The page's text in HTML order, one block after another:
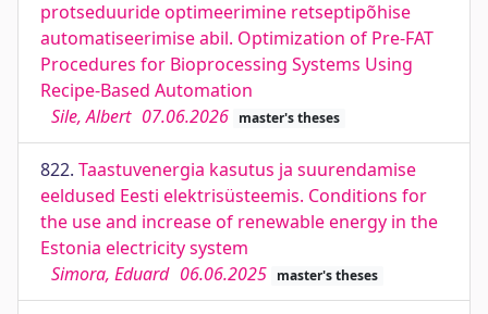
protseduuride optimeerimine retseptipõhise
automatiseerimise abil. Optimization of Pre-FAT
Procedures for Bioprocessing Systems Using
Recipe-Based Automation
Sile, Albert 07.06.2026 master's theses
822. Taastuvenergia kasutus ja suurendamise
eeldused Eesti elektrisüsteemis. Conditions for
the use and increase of renewable energy in the
Estonia electricity system
Simora, Eduard 06.06.2025 master's theses